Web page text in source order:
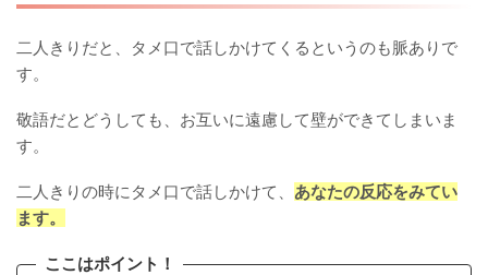
二人きりだと、タメ口で話しかけてくるというのも脈ありで
す。
敬語だとどうしても、お互いに遠慮して壁ができてしまいま
す。
二人きりの時にタメ口で話しかけて、 あなたの反応をみてい
ます。
ここはポイント！